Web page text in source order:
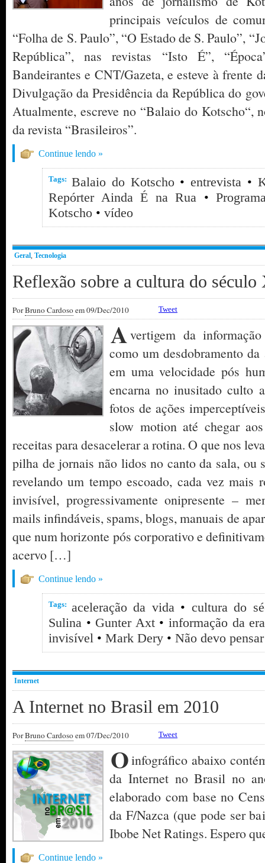
principais veículos de
“Folha de S. Paulo”, “O Estado de S. Paulo”,
República”, nas revistas “Isto É”,
Bandeirantes e CNT/Gazeta, e esteve à frente
Divulgação da Presidência da República do
Atualmente, escreve no “Balaio do Kotscho“,
da revista “Brasileiros”.
Continue lendo »
Tags: Balaio do Kotscho•entrevista •
Repórter Ainda É na Rua •
Kotscho • vídeo
Geral, Tecnologia
Reflexão sobre a cultura do
PorBruno Cardosoem 09/Dec/2010 Tweet
Avertigem da
como um desdobramento
em uma velocidade pós
encarna no inusitado culto
fotos de ações
slow motion até chegar
receitas para desacelerar a rotina. O que nos
pilha de jornais não lidos no canto da sala, ou
revelando um tempo escoado, cada vez mais
invisível, progressivamente onipresente –
mails infindáveis, spams, blogs, manuais de
que num horizonte pós corporativo e
acervo […]
Continue lendo »
Tags: aceleração da vida• cultura do
Sulina • Gunter Axt•informação da
invisível • Mark Dery • Não devo
Internet
A Internet no Brasil em 2010
PorBruno Cardosoem 07/Dec/2010 Tweet
Oinfográfico abaixo
da Internet no Brasil no
elaborado com base no
da F/Nazca (que pode ser
Ibobe Net Ratings. Espero
Continue lendo »